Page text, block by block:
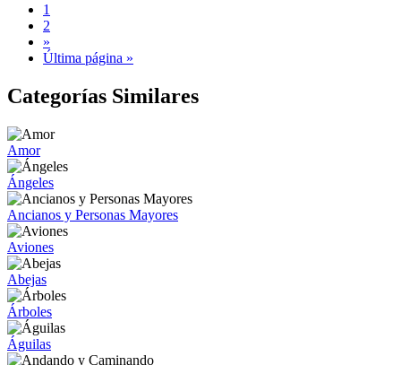
1
2
»
Última página »
Categorías Similares
Amor
Ángeles
Ancianos y Personas Mayores
Aviones
Abejas
Árboles
Águilas